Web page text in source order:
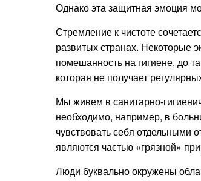
Однако эта защитная эмоция
Стремление к чистоте
развитых странах. Некоторые
помешанность на гигиене, до
которая не получает
Мы живем в санитарно-
необходимо, например, в
чувствовать себя отдельными
являются частью «грязной»
Люди буквально окружены